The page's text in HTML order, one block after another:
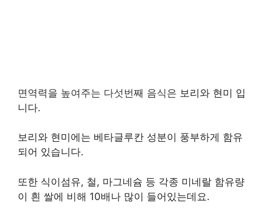
면역력을 높여주는 다섯번째 음식은
보리와 현미에는 베타글루칸 성분이 풍부하게 함유